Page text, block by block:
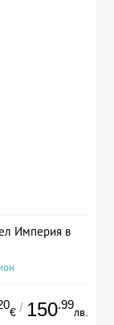
Империя в
€ / 150.99
лв.